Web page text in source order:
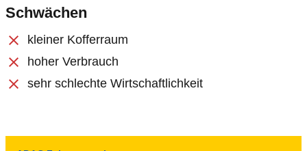
Schwächen
kleiner Kofferraum
hoher Verbrauch
sehr schlechte Wirtschaftlichkeit